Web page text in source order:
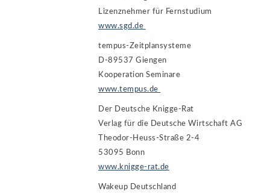
Lizenznehmer für Fernstudium
www.sgd.de
tempus-Zeitplansysteme
D-89537 Giengen
Kooperation Seminare
www.tempus.de
Der Deutsche Knigge-Rat
Verlag für die Deutsche Wirtschaft AG
Theodor-Heuss-Straße 2-4
53095 Bonn
www.knigge-rat.de
Wakeup Deutschland